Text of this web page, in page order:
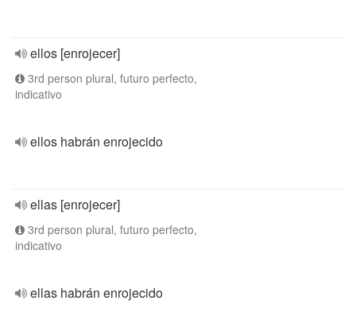
ellos [enrojecer]
3rd person plural, futuro perfecto,
indicativo
ellos habrán enrojecido
ellas [enrojecer]
3rd person plural, futuro perfecto,
indicativo
ellas habrán enrojecido